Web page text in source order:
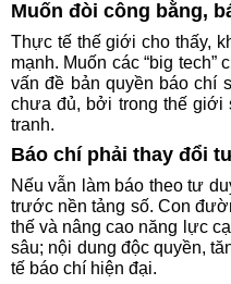
Muốn đòi công bằng,
Thực tế thế giới cho thấy,
mạnh. Muốn các “big
vấn đề bản quyền báo chí
chưa đủ, bởi trong thế giới
tranh.
Báo chí phải thay đổi
Nếu vẫn làm báo theo tư
trước nền tảng số. Con
thế và nâng cao năng lực
sâu; nội dung độc quyền,
tế báo chí hiện đại.